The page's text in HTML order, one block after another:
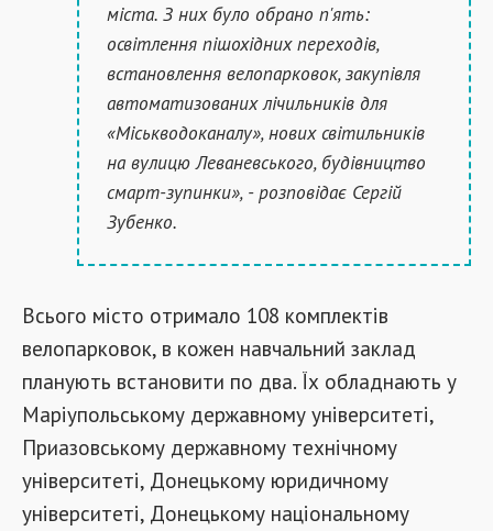
міста. З них було обрано п'ять:
освітлення пішохідних переходів,
встановлення велопарковок, закупівля
автоматизованих лічильників для
«Міськводоканалу», нових світильників
на вулицю Леваневського, будівництво
смарт-зупинки», - розповідає Сергій
Зубенко.
Всього місто отримало 108 комплектів
велопарковок, в кожен навчальний заклад
планують встановити по два. Їх обладнають у
Маріупольському державному університеті,
Приазовському державному технічному
університеті, Донецькому юридичному
університеті, Донецькому національному